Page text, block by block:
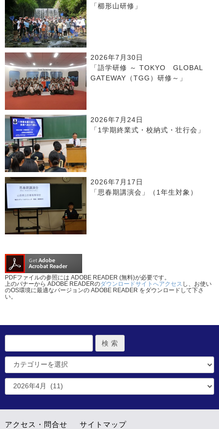
「櫛形山研修」
2026年7月30日
「語学研修 ～ TOKYO GLOBAL
GATEWAY（TGG）研修～」
2026年7月24日
「1学期終業式・校納式・壮行会」
2026年7月17日
「思春期講演会」（1年生対象）
PDFファイルの参照には ADOBE READER (無料)が必要です。
上のバナーから ADOBE READERのダウンロードサイトへアクセス し、お使い
のOS環境に最適なバージョンの ADOBE READER をダウンロードして下さ
い。
アクセス・問合せ
サイトマップ